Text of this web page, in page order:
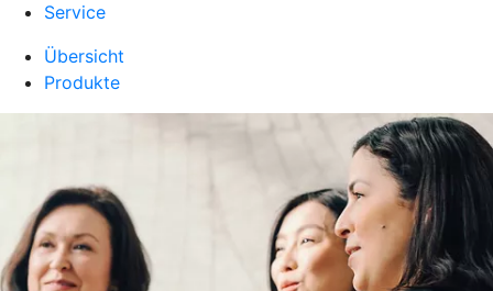
Service
Übersicht
Produkte